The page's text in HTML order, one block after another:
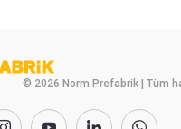
© 2026 Norm Prefabrik | Tüm